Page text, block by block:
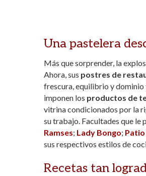
Una pastelera
Más que sorprender, la
Ahora, sus postres de
frescura, equilibrio y dominio
imponen los productos de
vitrina condicionados por la
su trabajo. Facultades que le
Ramses; Lady Bongo; Patio
sus respectivos estilos de
Recetas tan